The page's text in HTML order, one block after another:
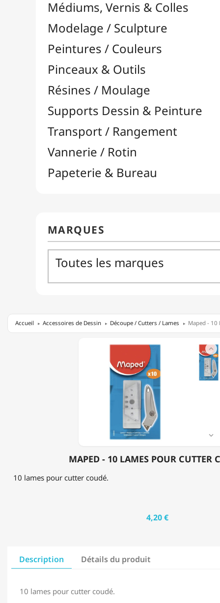
Accueil Accessoires de Dessin Découpe / Cutters / Lames Maped - 10
MAPED - 10 LAMES POUR CUTTER


10 lames pour cutter coudé.
4,20 €
Description Détails du produit
10 lames pour cutter coudé.